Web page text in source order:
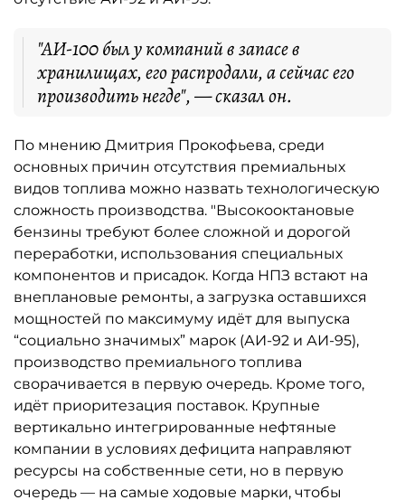
"АИ-100 был у компаний в запасе в
хранилищах, его распродали, а сейчас его
производить негде", — сказал он.
По мнению Дмитрия Прокофьева, среди
основных причин отсутствия премиальных
видов топлива можно назвать технологическую
сложность производства. "Высокооктановые
бензины требуют более сложной и дорогой
переработки, использования специальных
компонентов и присадок. Когда НПЗ встают на
внеплановые ремонты, а загрузка оставшихся
мощностей по максимуму идёт для выпуска
“социально значимых” марок (АИ-92 и АИ-95),
производство премиального топлива
сворачивается в первую очередь. Кроме того,
идёт приоритезация поставок. Крупные
вертикально интегрированные нефтяные
компании в условиях дефицита направляют
ресурсы на собственные сети, но в первую
очередь — на самые ходовые марки, чтобы